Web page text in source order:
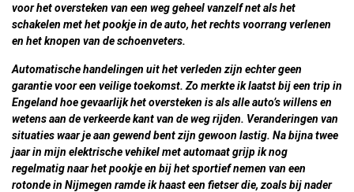
voor het oversteken van een weg geheel vanzelf net als het
schakelen met het pookje in de auto, het rechts voorrang verlenen
en het knopen van de schoenveters.
Automatische handelingen uit het verleden zijn echter geen
garantie voor een veilige toekomst. Zo merkte ik laatst bij een trip in
Engeland hoe gevaarlijk het oversteken is als alle auto’s willens en
wetens aan de verkeerde kant van de weg rijden. Veranderingen van
situaties waar je aan gewend bent zijn gewoon lastig. Na bijna twee
jaar in mijn elektrische vehikel met automaat grijp ik nog
regelmatig naar het pookje en bij het sportief nemen van een
rotonde in Nijmegen ramde ik haast een fietser die, zoals bij nader